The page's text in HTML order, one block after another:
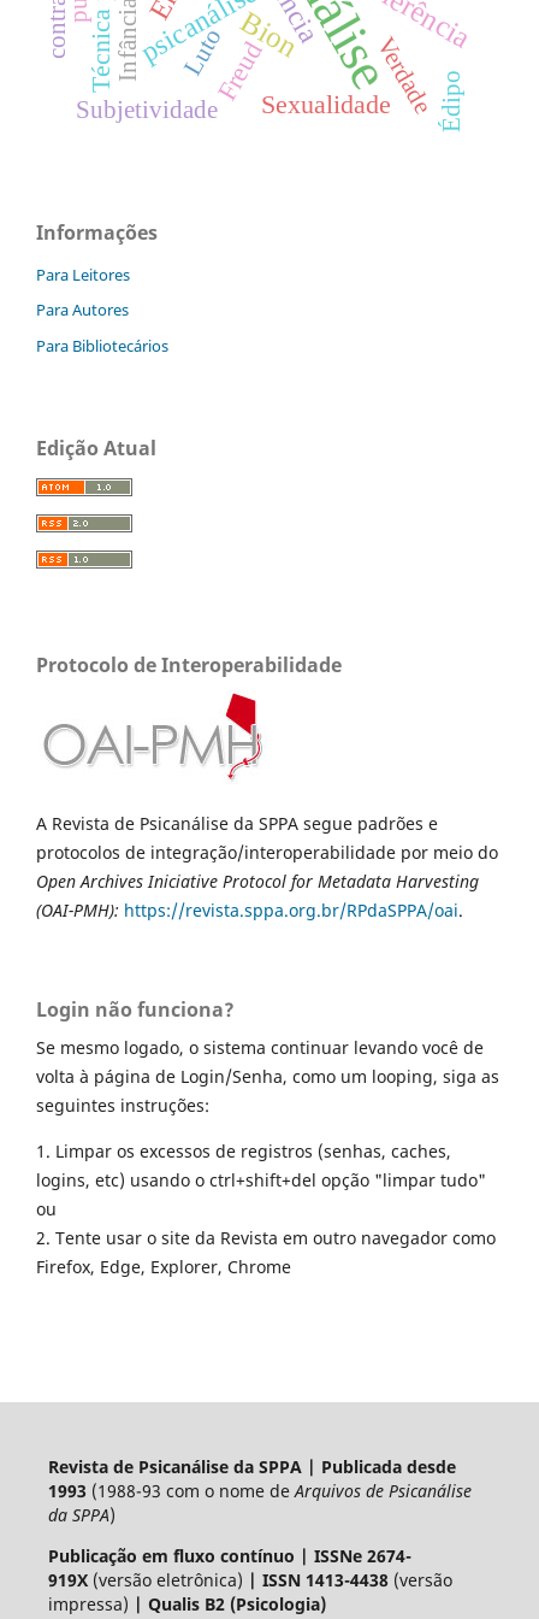
Bion
psicanálise
FreudSexualidade
Infância
Subjetividade Verdade Édipo
Luto
Informações
Para Leitores
Para Autores
Para Bibliotecários
Edição Atual
Protocolo de Interoperabilidade
A Revista de Psicanálise da SPPA segue padrões e
protocolos de integração/interoperabilidade por meio do
Open Archives Iniciative Protocol for Metadata Harvesting
(OAI-PMH): https://revista.sppa.org.br/RPdaSPPA/oai.
Login não funciona?
Se mesmo logado, o sistema continuar levando você de
volta à página de Login/Senha, como um looping, siga as
seguintes instruções:
1. Limpar os excessos de registros (senhas, caches,
logins, etc) usando o ctrl+shift+del opção "limpar tudo"
ou
2. Tente usar o site da Revista em outro navegador como
Firefox, Edge, Explorer, Chrome
Revista de Psicanálise da SPPA | Publicada desde
1993 (1988-93 com o nome deArquivos de Psicanálise
da SPPA)
Publicação em fluxo contínuo | ISSNe 2674-
919X (versão eletrônica) | ISSN 1413-4438 (versão
impressa) | Qualis B2 (Psicologia)